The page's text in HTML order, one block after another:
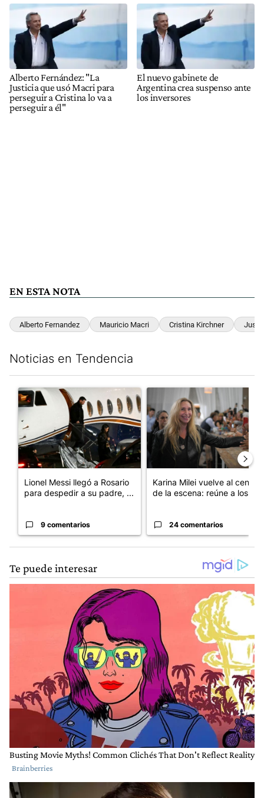
Alberto Fernández: "La
Justicia que usó Macri para
perseguir a Cristina lo va a
perseguir a él"
El nuevo gabinete de
Argentina crea suspenso ante
los inversores
EN ESTA NOTA
Alberto Fernandez Mauricio Macri Cristina Kirchner
Noticias en Tendencia
Un artículo de tendencia con el título "Lionel Messi llegó a
Lionel Messi llegó a Rosario
para despedir a su padre, ...
9 comentarios
Un artículo de tendencia
Karina Milei vuelve al centro
de la escena: reúne a los...
24 comentarios